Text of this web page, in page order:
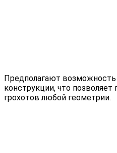
Предполагают возможность
конструкции, что
грохотов любой геометрии.